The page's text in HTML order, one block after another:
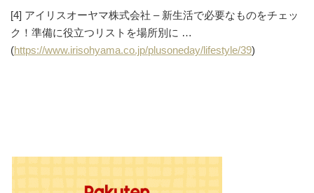
[4] アイリスオーヤマ株式会社 – 新生活で必要なものをチェッ
ク！準備に役立つリストを場所別に …
(https://www.irisohyama.co.jp/plusoneday/lifestyle/39)